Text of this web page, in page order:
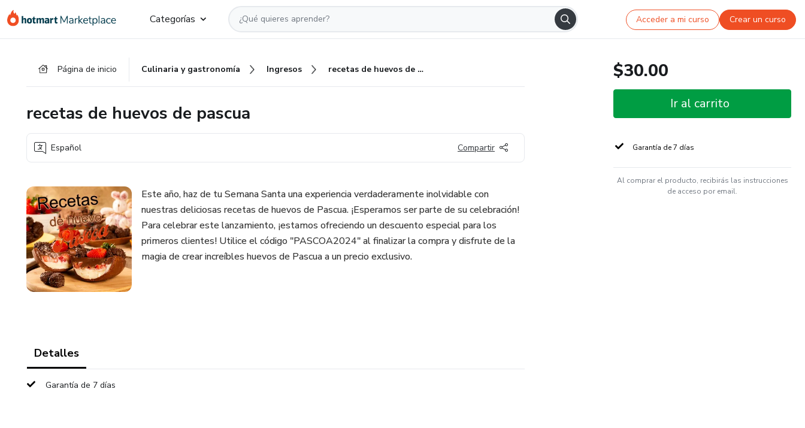
Categorías Acceder a mi curso Crear un curso
Página de inicio Culinaria y gastronomía Ingresos recetas de huevos de pascua
recetas de huevos de pascua
Español Compartir
Este año, haz de tu Semana Santa una experiencia verdaderamente inolvidable con
nuestras deliciosas recetas de huevos de Pascua. ¡Esperamos ser parte de su celebración!
Para celebrar este lanzamiento, ¡estamos ofreciendo un descuento especial para los
primeros clientes! Utilice el código "PASCOA2024" al finalizar la compra y disfrute de la
magia de crear increíbles huevos de Pascua a un precio exclusivo.
Detalles
Garantía de 7 días
$30.00
Ir al carrito
Garantía de 7 días
Al comprar el producto, recibirás las instrucciones
de acceso por email.